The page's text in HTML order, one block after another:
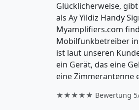
Glücklicherweise,
als Ay Yildiz Handy
Myamplifiers.com
Mobilfunkbetreiber
ist laut unseren
ein Gerät, das eine
eine Zimmerantenne
★★★★★ Bewertung